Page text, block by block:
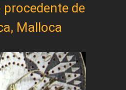
de
Malloca